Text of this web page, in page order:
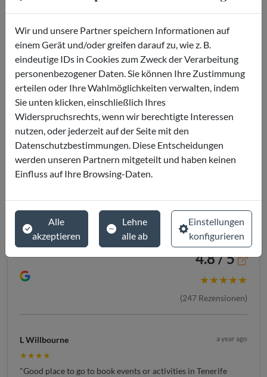
4.8 / 5
★★★★★
(247 Rezensionen)
L Willbourne a year ago
★★★★
"Good place to go to book events or activities in Tenerife
Wir und unsere Partner speichern Informationen auf
einem Gerät und/oder greifen darauf zu, wie z. B.
eindeutige IDs in Cookies zum Zweck der Verarbeitung
personenbezogener Daten. Sie können Ihre Zustimmung
erteilen oder Ihre Wahlmöglichkeiten verwalten, indem
Sie unten klicken, einschließlich Ihres
Widerspruchsrechts, wenn wir berechtigte Interessen
nutzen, oder jederzeit auf der Seite mit den
Datenschutzbestimmungen. Diese Entscheidungen
werden unseren Partnern mitgeteilt und haben keinen
Einfluss auf Ihre Browsing-Daten.
Alle
akzeptieren
Lehne
alle ab
Einstellungen
konfigurieren